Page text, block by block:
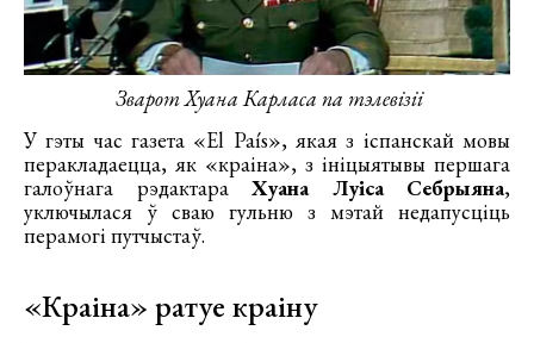
Зварот Хуана Карласа па тэлевізіі
У гэты час газета «El País», якая з іспанскай мовы
перакладаецца, як «краіна», з ініцыятывы першага
галоўнага рэдактара Хуана Луіса Себрыяна,
уключылася ў сваю гульню з мэтай недапусціць
перамогі путчыстаў.
«Краіна» ратуе краіну